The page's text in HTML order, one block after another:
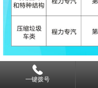
一键拨号